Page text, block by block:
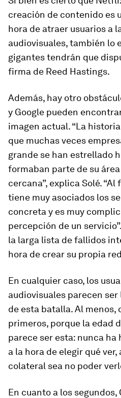
creación de contenido es
hora de atraer usuarios a
audiovisuales, también lo
gigantes tendrán que
firma de Reed Hastings.
Además, hay otro
y Google pueden
imagen actual. “La
que muchas veces
grande se han estrellado
formaban parte de su
cercana”, explica Solé.
tiene muy asociados los
concreta y es muy
percepción de un
la larga lista de fallidos
hora de crear su propia
En cualquier caso, los
audiovisuales parecen
de esta batalla. Al menos,
primeros, porque la edad
parece ser esta: nunca
a la hora de elegir qué
colateral sea no poder
En cuanto a los